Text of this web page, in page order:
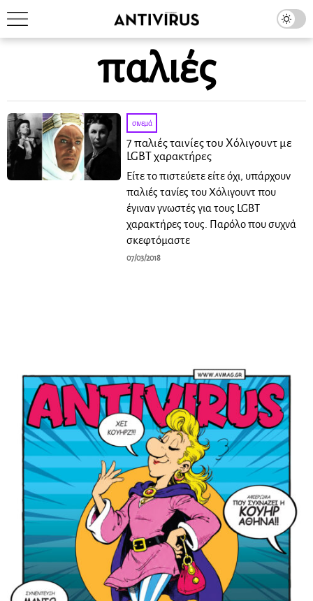
παλιές
σινεμά
7 παλιές ταινίες του Χόλιγουντ με
LGBT χαρακτήρες
Είτε το πιστεύετε είτε όχι, υπάρχουν
παλιές τανίες του Χόλιγουντ που
έγιναν γνωστές για τους LGBT
χαρακτήρες τους. Παρόλο που συχνά
σκεφτόμαστε
07/03/2018